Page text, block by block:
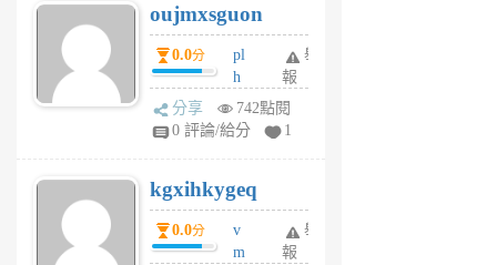
個
月
前
個
月
前
oujmxsguon
0.0分
pl
h
wi
w
6
個
月
前
舉
報
分享
742點閱
0 評論/給分
1
kgxihkygeq
0.0分
v
m
舉
報